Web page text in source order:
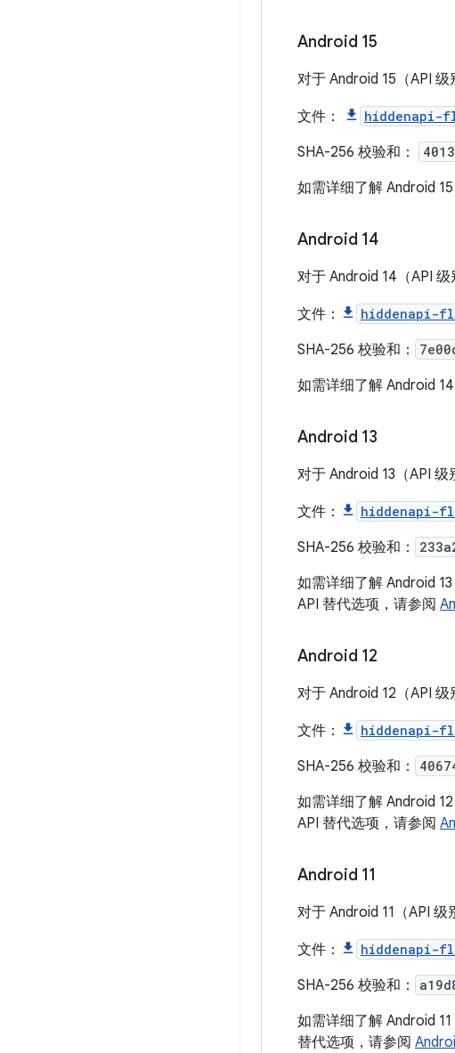
Android 15
对于 Android 15（API
文件： hiddenapi-
SHA-256 校验和：
如需详细了解 Android
Android 14
对于 Android 14（API
文件： hiddenapi-
SHA-256 校验和：
如需详细了解 Android
Android 13
对于 Android 13（API
文件： hiddenapi-
SHA-256 校验和：
如需详细了解 Android
API 替代选项，请参阅
Android 12
对于 Android 12（API
文件： hiddenapi-
SHA-256 校验和：
如需详细了解 Android
API 替代选项，请参阅
Android 11
对于 Android 11（API
文件： hiddenapi-
SHA-256 校验和：
如需详细了解 Android
替代选项，请参阅